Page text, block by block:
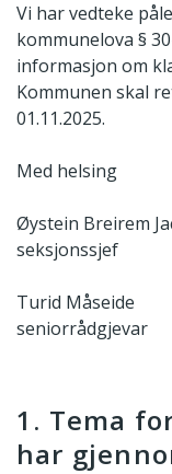
Vi har vedteke
kommunelova §
informasjon om
Kommunen skal
01.11.2025.
Med helsing
Øystein Breirem
seksjonssjef
Turid Måseide
seniorrådgjevar
1. Tema
har